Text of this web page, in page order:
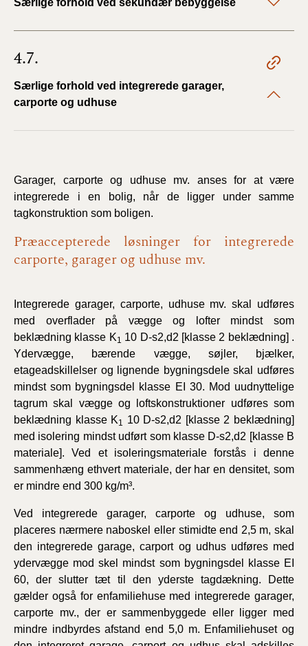
Særlige forhold ved sekundær bebyggelse
4.7.
Særlige forhold ved integrerede garager,
carporte og udhuse
Garager, carporte og udhuse mv. anses for at være
integrerede i en bolig, når de ligger under samme
tagkonstruktion som boligen.
Præaccepterede løsninger for integrerede
carporte, garager og udhuse mv.
Integrerede garager, carporte, udhuse mv. skal udføres
med overflader på vægge og lofter mindst som
beklædning klasse K1 10 D-s2,d2 [klasse 2 beklædning] .
Ydervægge, bærende vægge, søjler, bjælker,
etageadskillelser og lignende bygningsdele skal udføres
mindst som bygningsdel klasse EI 30. Mod uudnyttelige
tagrum skal vægge og loftskonstruktioner udføres som
beklædning klasse K1 10 D-s2,d2 [klasse 2 beklædning]
med isolering mindst udført som klasse D-s2,d2 [klasse B
materiale]. Ved et isoleringsmateriale forstås i denne
sammenhæng ethvert materiale, der har en densitet, som
er mindre end 300 kg/m³.
Ved integrerede garager, carporte og udhuse, som
placeres nærmere naboskel eller stimidte end 2,5 m, skal
den integrerede garage, carport og udhus udføres med
ydervægge mod skel mindst som bygningsdel klasse EI
60, der slutter tæt til den yderste tagdækning. Dette
gælder også for enfamiliehuse med integrerede garager,
carporte mv., der er sammenbyggede eller ligger med
mindre indbyrdes afstand end 5,0 m. Enfamiliehuset og